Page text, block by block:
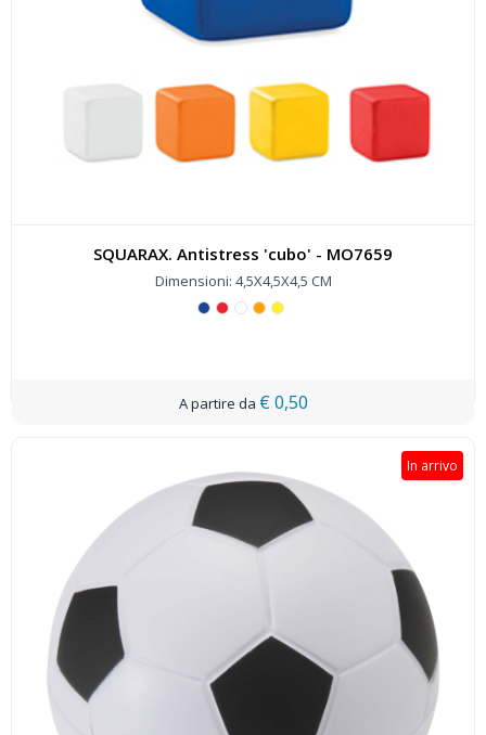
SQUARAX. Antistress 'cubo' - MO7659
Dimensioni: 4,5X4,5X4,5 CM
€ 0,50
In arrivo